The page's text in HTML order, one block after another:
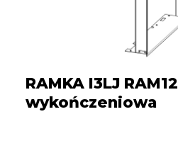
RAMKA I3LJ RAM12
wykończeniowa